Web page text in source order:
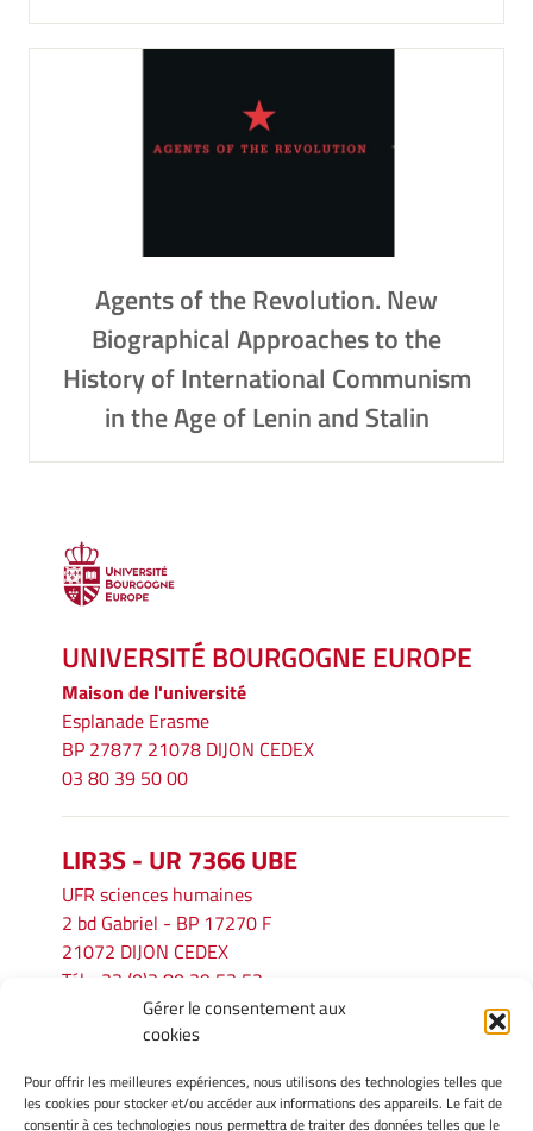
Gérer le consentement aux
cookies
Pour offrir les meilleures expériences, nous utilisons des technologies telles que
les cookies pour stocker et/ou accéder aux informations des appareils. Le fait de
consentir à ces technologies nous permettra de traiter des données telles que le
Agents of the Revolution. New
Biographical Approaches to the
History of International Communism
in the Age of Lenin and Stalin
UNIVERSITÉ BOURGOGNE EUROPE
Maison de l'université
Esplanade Erasme
BP 27877 21078 DIJON CEDEX
03 80 39 50 00
LIR3S - UR 7366 UBE
UFR sciences humaines
2 bd Gabriel - BP 17270 F
21072 DIJON CEDEX
Tél. : 33 (0)3 80 39 53 52
lir3s@u-bourgogne.fr
INFORMATIONS LÉGALES
Mentions légales